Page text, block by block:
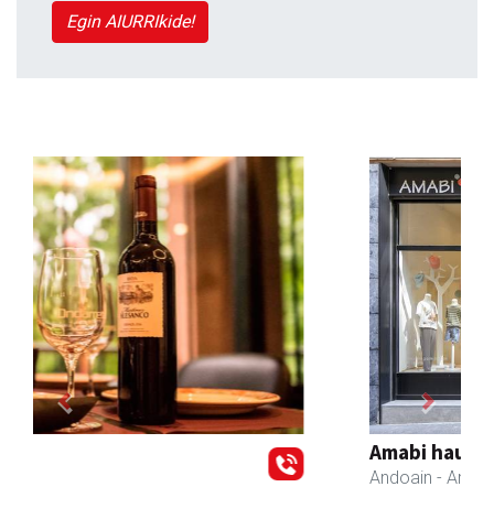
Egin AIURRIkide!
Amabi haur eta gazte jantziak
Previous Next